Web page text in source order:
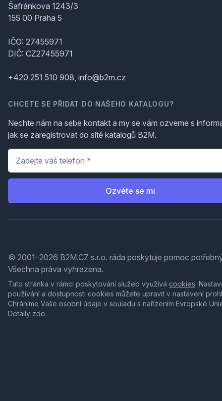
Šafránkova 1243/3
155 00 Praha 5
IČO: 27455971
DIČ: CZ27455971
+420 251 510 908, info@b2m.cz
CHCETE SE PŘIDAT DO NAŠEHO KATALOGU?
Nechte nám na sebe kontakt a my se vám ozveme s
jak se zaregistrovat do sítě katalogů B2M.
Telefon
Ozvěte se mi
© 2001–2026 B2M.CZ s.r.o. ráda poskytuje pomoc
Všechna práva vyhrazena.
Tato stránka v rámci poskytování služeb využívá cookies.
používání a dostupnosti cookies můžete upravit v nastavení
Chráníme Vaše osobní údaje v souladu s nařízením Evropské
Detaily zde.